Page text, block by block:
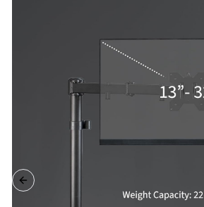
Previous slide